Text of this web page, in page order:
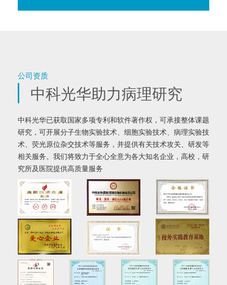
公司资质
中科光华助力病理研究
中科光华已获取国家多项专利和软件著作权，可承接整体课题
研究，可开展分子生物实验技术、细胞实验技术、病理实验技
术、荧光原位杂交技术等服务，并提供有关技术攻关、研发等
相关服务。我们将致力于全心全意为各大知名企业，高校，研
究所及医院提供高质量服务